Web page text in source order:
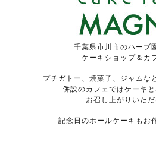
千葉県市川市のハーブ
ケーキショップ＆カ
プチガトー、焼菓子、ジャムな
併設のカフェではケーキ
お召し上がりいただ
記念日のホールケーキもお